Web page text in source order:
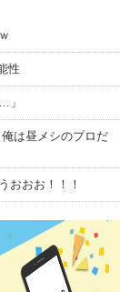
性
」
は昼メシのプロだ
おおお！！！